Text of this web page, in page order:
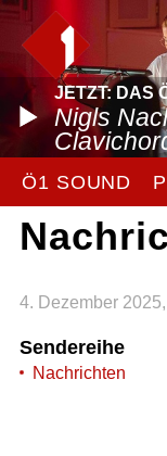
JETZT: DAS
Nigls
Ö1 SOUND
4. Dezember
Sendereihe
Nachrichten